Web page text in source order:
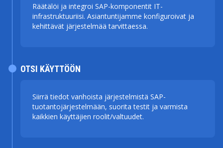
Räätälöi ja integroi SAP-komponentit IT-
infrastruktuuriisi. Asiantuntijamme konfiguroivat ja
kehittävät järjestelmää tarvittaessa.
Siirrä tiedot vanhoista järjestelmistä SAP-
tuotantojärjestelmään, suorita testit ja varmista
kaikkien käyttäjien roolit/valtuudet.
OTSI KÄYTTÖÖN